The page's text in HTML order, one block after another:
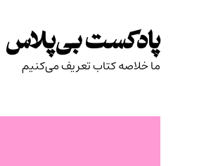
to
content
پادکست بی‌پلاس
ما خلاصه کتاب تعریف می‌کنیم